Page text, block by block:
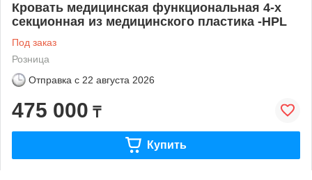
Кровать медицинская функциональная 4-х
секционная из медицинского пластика -HPL
Под заказ
Розница
Отправка с 22 августа 2026
475 000 ₸
Купить